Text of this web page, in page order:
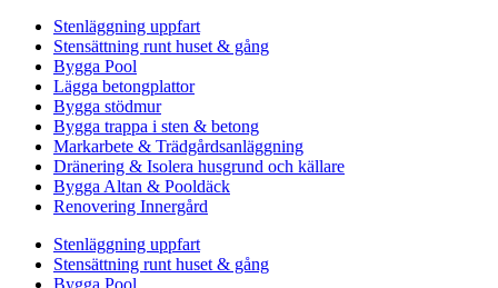
Stenläggning uppfart
Stensättning runt huset & gång
Bygga Pool
Lägga betongplattor
Bygga stödmur
Bygga trappa i sten & betong
Markarbete & Trädgårdsanläggning
Dränering & Isolera husgrund och källare
Bygga Altan & Pooldäck
Renovering Innergård
Stenläggning uppfart
Stensättning runt huset & gång
Bygga Pool